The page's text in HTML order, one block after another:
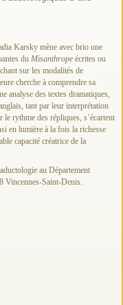
Karsky mène avec brio une
du Misanthrope écrites ou
sur les modalités de
cherche à comprendre sa
analyse des textes dramatiques,
tant par leur interprétation
le rythme des répliques, s’écartent
en lumière à la fois la richesse
capacité créatrice de la
au Département
Vincennes-Saint-Denis.